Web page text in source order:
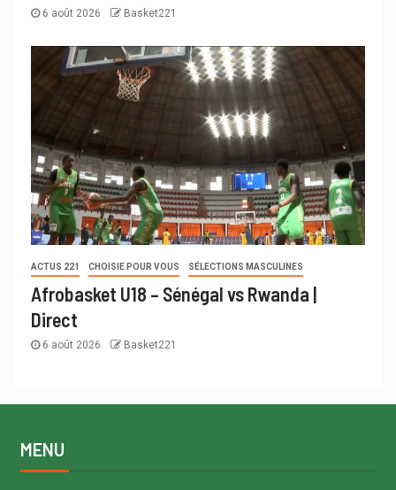
6 août 2026 Basket221
ACTUS 221 CHOISIE POUR VOUS SÉLECTIONS MASCULINES
Afrobasket U18 – Sénégal vs Rwanda |
Direct
6 août 2026 Basket221
MENU